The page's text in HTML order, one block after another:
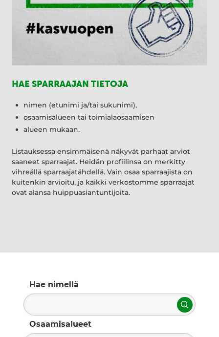
HAE SPARRAAJAN TIETOJA
nimen (etunimi ja/tai sukunimi),
osaamisalueen tai toimialaosaamisen
alueen mukaan.
Listauksessa ensimmäisenä näkyvät parhaat arviot
saaneet sparraajat. Heidän profiilinsa on merkitty
vihreällä sparraajatähdellä. Vain osaa sparraajista on
kuitenkin arvioitu, ja kaikki verkostomme sparraajat
ovat alansa huippuasiantuntijoita.
Hae nimellä
Hae
Osaamisalueet